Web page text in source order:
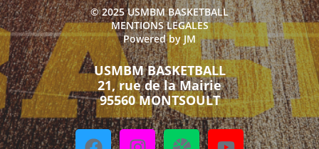
© 2025 USMBM BASKETBALL
MENTIONS LEGALES
Powered by JM
USMBM BASKETBALL
21, rue de la Mairie
95560 MONTSOULT